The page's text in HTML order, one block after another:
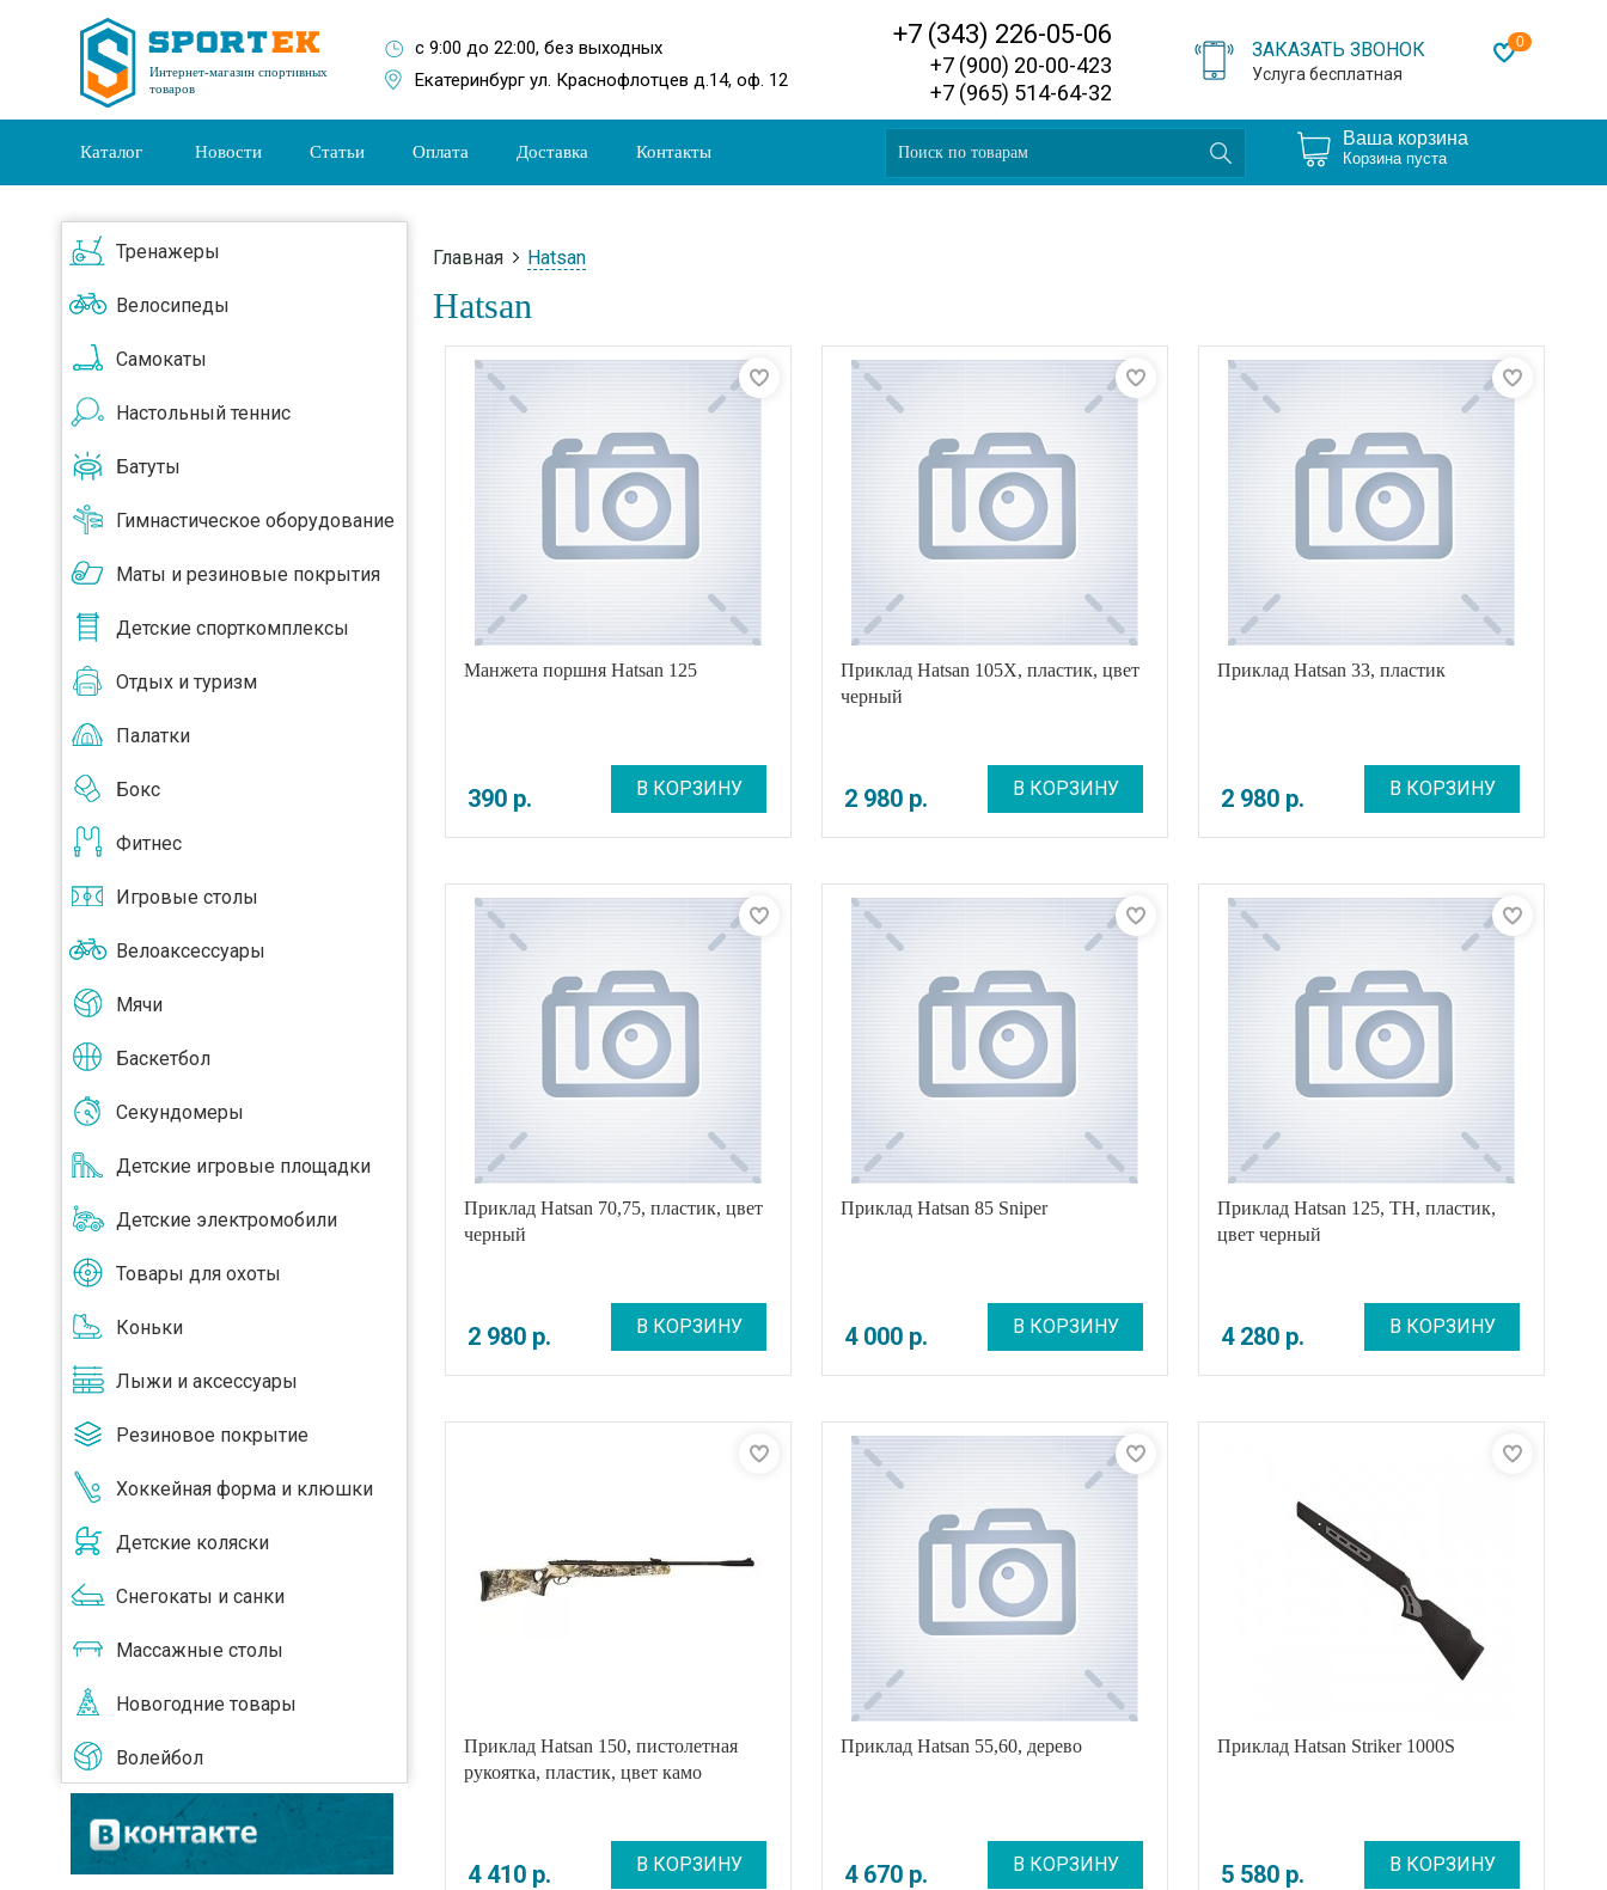
Интернет-магазин спортивных
товаров
с 9:00 до 22:00, без выходных
Екатеринбург ул. Краснофлотцев д.14, оф. 12
+7 (343) 226-05-06
+7 (900) 20-00-423
+7 (965) 514-64-32
ЗАКАЗАТЬ ЗВОНОК
Услуга бесплатная
0
Каталог Новости Статьи Оплата Доставка Контакты
Ваша корзина
Корзина пуста
Тренажеры
Велосипеды
Самокаты
Настольный теннис
Батуты
Гимнастическое оборудование
Маты и резиновые покрытия
Детские спорткомплексы
Отдых и туризм
Палатки
Бокс
Фитнес
Игровые столы
Велоаксессуары
Мячи
Баскетбол
Секундомеры
Детские игровые площадки
Детские электромобили
Товары для охоты
Коньки
Лыжи и аксессуары
Резиновое покрытие
Хоккейная форма и клюшки
Детские коляски
Снегокаты и санки
Массажные столы
Новогодние товары
Волейбол
Главная Hatsan
Hatsan
Манжета поршня Hatsan 125
390 р. В КОРЗИНУ
Приклад Hatsan 105X, пластик, цвет
черный
2 980 р. В КОРЗИНУ
Приклад Hatsan 33, пластик
2 980 р. В КОРЗИНУ
Приклад Hatsan 70,75, пластик, цвет
черный
2 980 р. В КОРЗИНУ
Приклад Hatsan 85 Sniper
4 000 р. В КОРЗИНУ
Приклад Hatsan 125, TH, пластик,
цвет черный
4 280 р. В КОРЗИНУ
Приклад Hatsan 150, пистолетная
рукоятка, пластик, цвет камо
4 410 р. В КОРЗИНУ
Приклад Hatsan 55,60, дерево
4 670 р. В КОРЗИНУ
Приклад Hatsan Striker 1000S
5 580 р. В КОРЗИНУ